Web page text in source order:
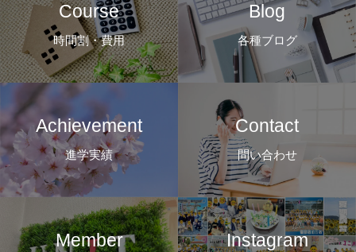
Course
時間割・費用
Blog
各種ブログ
Achievement
進学実績
Contact
問い合わせ
Member Instagram